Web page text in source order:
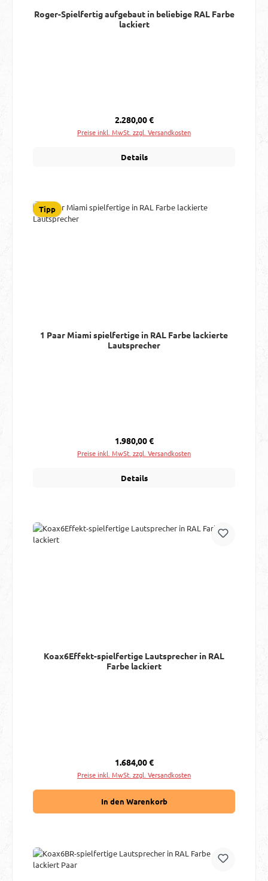
Roger-Spielfertig aufgebaut in beliebige RAL Farbe
lackiert
Regulärer Preis:
2.280,00 €
Preise inkl. MwSt. zzgl. Versandkosten
Details
Tipp
1 Paar Miami spielfertige in RAL Farbe lackierte
Lautsprecher
Regulärer Preis:
1.980,00 €
Preise inkl. MwSt. zzgl. Versandkosten
Details
Koax6Effekt-spielfertige Lautsprecher in RAL
Farbe lackiert
Regulärer Preis:
1.684,00 €
Preise inkl. MwSt. zzgl. Versandkosten
In den Warenkorb